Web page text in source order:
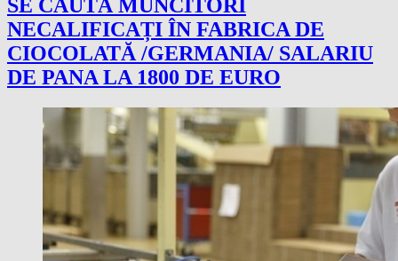
SE CAUTĂ MUNCITORI
NECALIFICAȚI ÎN FABRICA DE
CIOCOLATĂ /GERMANIA/ SALARIU
DE PANA LA 1800 DE EURO